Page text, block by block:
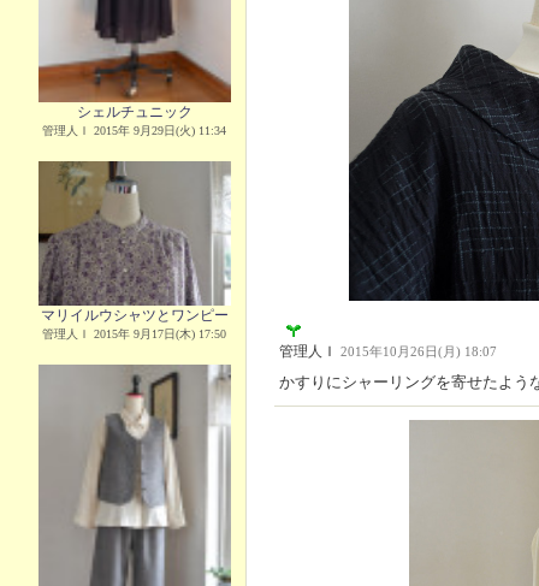
シェルチュニック
管理人Ｉ 2015年 9月29日(火) 11:34
マリイルウシャツとワンピー
管理人Ｉ 2015年 9月17日(木) 17:50
管理人Ｉ 2015年10月26日(月) 18:07
かすりにシャーリングを寄せたよう